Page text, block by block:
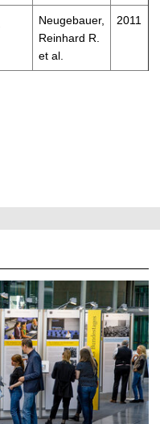
Neugebauer,
Reinhard R.
et al.
2011